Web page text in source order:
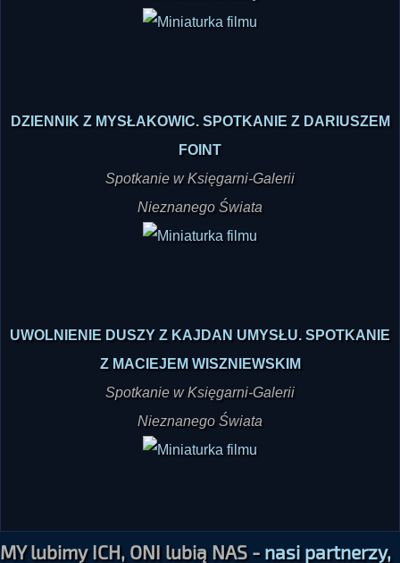
FOINT
Spotkanie w Księgarni-Galerii
Nieznanego Świata
Z MACIEJEM WISZNIEWSKIM
Spotkanie w Księgarni-Galerii
Nieznanego Świata
współpracownicy i zaprzyjaźnione serwisy